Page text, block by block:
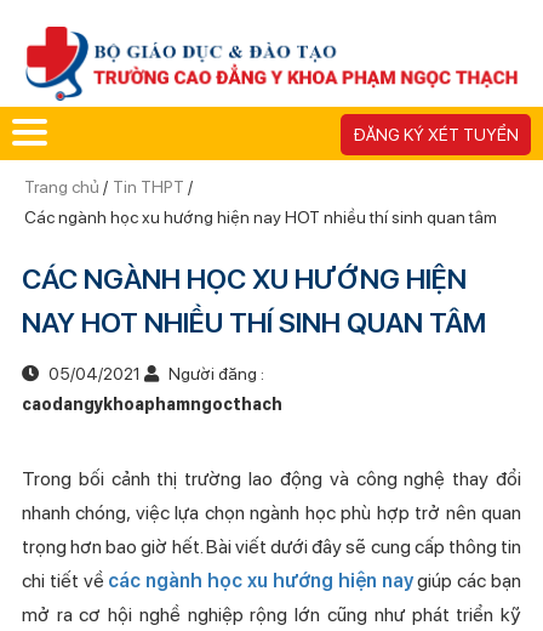
ĐĂNG KÝ XÉT TUYỂN
Trang chủ / Tin THPT /
Các ngành học xu hướng hiện nay HOT nhiều thí sinh quan tâm
CÁC NGÀNH HỌC XU HƯỚNG HIỆN
NAY HOT NHIỀU THÍ SINH QUAN TÂM
05/04/2021
Người đăng :
caodangykhoaphamngocthach
Trong bối cảnh thị trường lao động và công nghệ thay đổi
nhanh chóng, việc lựa chọn ngành học phù hợp trở nên quan
trọng hơn bao giờ hết. Bài viết dưới đây sẽ cung cấp thông tin
chi tiết về các ngành học xu hướng hiện naygiúp các bạn
mở ra cơ hội nghề nghiệp rộng lớn cũng như phát triển kỹ